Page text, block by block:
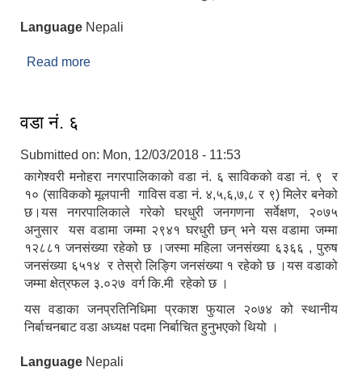
Language Nepali
Read more
वडा नं. ६
Submitted on: Mon, 12/03/2018 - 11:53
कागेश्वरी मनोहरा नगरपालिकाको वडा नं. ६ साविकको वडा नं. ९ र
१० (साविकको मूलपानी गाविस वडा नं. ४,५,६,७,८ र ९) मिलेर बनेको
छ।यस नगरपालिकाले गरेको घरधुरी जनगणना सर्वेक्षण, २०७५
अनुसार यस वडामा जम्मा २९४१ घरधुरी छन् भने यस वडामा जम्मा
१२८८१ जनसंख्या रहेको छ ।जस्मा महिला जनसंख्या ६३६६ , पुरुष
जनसंख्या ६५१४ र तेस्रो लिङ्गि जनसंख्या १ रहेको छ ।यस वडाको
जम्मा क्षेत्रफल ३.०२७ वर्ग कि.मी रहेको छ ।
यस वडाका जनप्रतिनिधिमा प्रकाश फुयाल २०७४ को स्थानीय
निर्बाचनबाट वडा अध्यक्ष पदमा निर्बाचित हुनुभएको थियो ।
Language Nepali